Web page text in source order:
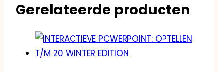
Gerelateerde producten